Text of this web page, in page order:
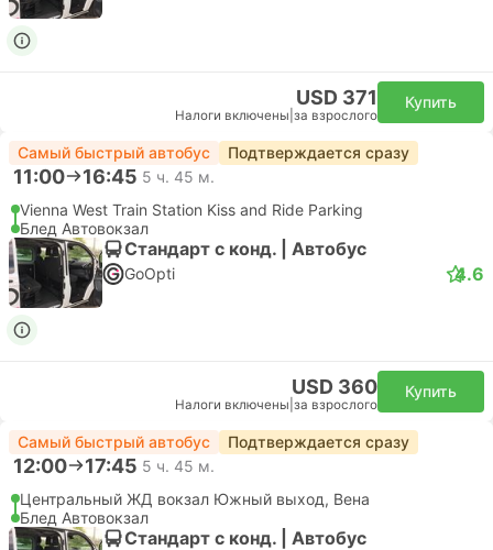
USD 371
Налоги включены за взрослого
Купить
Самый быстрый автобус Подтверждается сразу
11:00 16:45 5 ч. 45 м.
Vienna West Train Station Kiss and Ride Parking
Блед Автовокзал
Стандарт с конд. | Автобус
GoOpti 4.6
USD 360
Налоги включены за взрослого
Купить
Самый быстрый автобус Подтверждается сразу
12:00 17:45 5 ч. 45 м.
Центральный ЖД вокзал Южный выход, Вена
Блед Автовокзал
Стандарт с конд. | Автобус